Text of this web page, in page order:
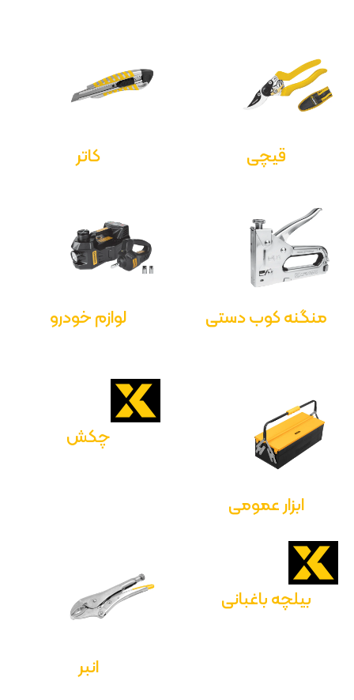
قیچی کاتر
منگنه کوب دستی لوازم خودرو
ابزار عمومی
چکش
بیلچه باغبانی
انبر